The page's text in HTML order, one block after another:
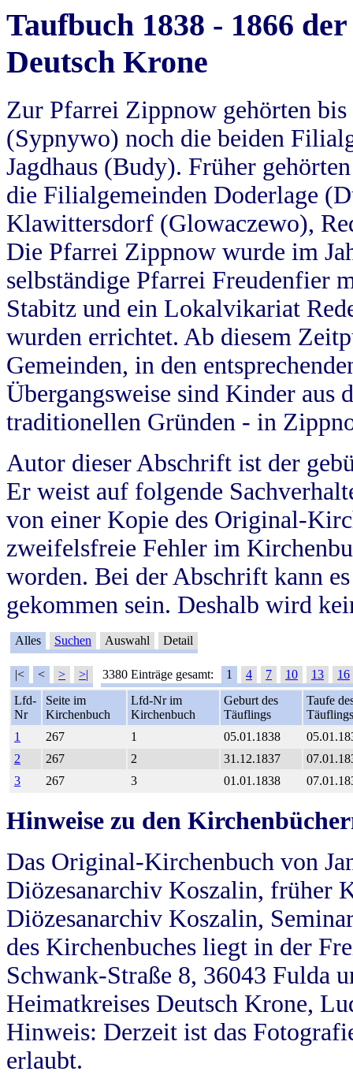
Taufbuch 1838 - 1866
Deutsch Krone
Zur Pfarrei Zippnow gehörten
(Sypnywo) noch die beiden
Jagdhaus (Budy). Früher
die Filialgemeinden Doderlage
Klawittersdorf (Glowaczewo),
Die Pfarrei Zippnow wurde im
selbständige Pfarrei Freudenfier
Stabitz und ein Lokalvikariat
wurden errichtet. Ab diesem
Gemeinden, in den
Übergangsweise sind Kinder aus
traditionellen Gründen - in
Autor dieser Abschrift ist der
Er weist auf folgende
von einer Kopie des Original-
zweifelsfreie Fehler im
worden. Bei der Abschrift kann
gekommen sein. Deshalb wird
Alles Suchen Auswahl Detail
|< < > >| 3380 Einträge gesamt: 1 4 7 10 13
16
Lfd-
Nr
Seite im
Kirchenbuch
Lfd-Nr im
Kirchenbuch
Geburt des
Täuflings
Taufe
Täuflings
1
267 1 05.01.1838
2
267 2 31.12.1837
3
267 3 01.01.1838
Hinweise zu den
Das Original-Kirchenbuch von
Diözesanarchiv Koszalin, früher
Diözesanarchiv Koszalin,
des Kirchenbuches liegt in der
Schwank-Straße 8, 36043 Fulda
Heimatkreises Deutsch Krone,
Hinweis: Derzeit ist das
erlaubt.